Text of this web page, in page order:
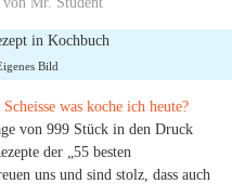
Bild
Scheisse was koche ich heute?
von 999 Stück in den Druck
der „55 besten
uns und sind stolz, dass auch